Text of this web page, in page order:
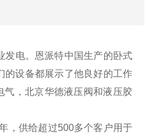
发电。恩派特中国生产的卧式
的设备都展示了他良好的工作
气，北京华德液压阀和液压胶
，供给超过500多个客户用于